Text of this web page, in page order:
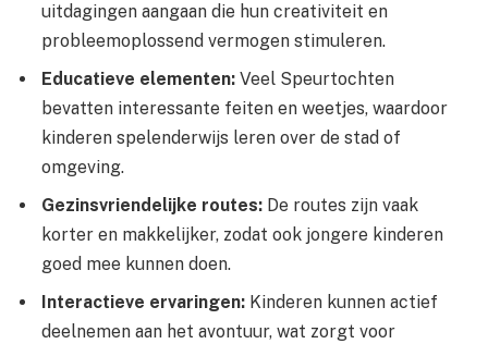
uitdagingen aangaan die hun creativiteit en
probleemoplossend vermogen stimuleren.
Educatieve elementen: Veel Speurtochten
bevatten interessante feiten en weetjes, waardoor
kinderen spelenderwijs leren over de stad of
omgeving.
Gezinsvriendelijke routes: De routes zijn vaak
korter en makkelijker, zodat ook jongere kinderen
goed mee kunnen doen.
Interactieve ervaringen: Kinderen kunnen actief
deelnemen aan het avontuur, wat zorgt voor